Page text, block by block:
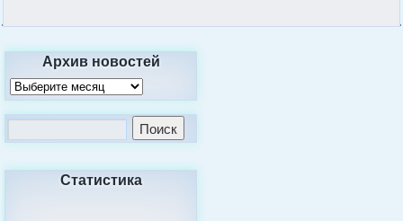
Архив новостей
Статистика